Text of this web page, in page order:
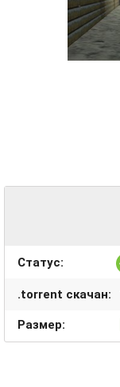
Статус:
.torrent скачан:
Размер: